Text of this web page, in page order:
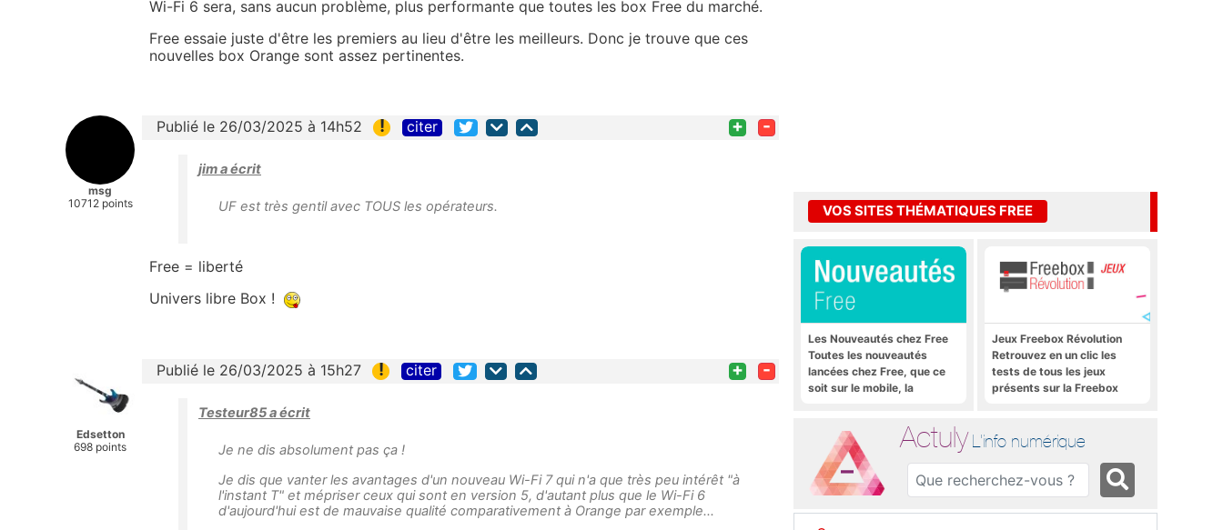
Wi-Fi 6 sera, sans aucun problème, plus performante que toutes les box Free du marché.
Free essaie juste d'être les premiers au lieu d'être les meilleurs. Donc je trouve que ces
nouvelles box Orange sont assez pertinentes.
msg
10712 points
Publié le 26/03/2025 à 14h52 ! citer + -
jim a écrit
UF est très gentil avec TOUS les opérateurs.
Free = liberté
Univers libre Box !
Edsetton
698 points
Publié le 26/03/2025 à 15h27 ! citer + -
Testeur85 a écrit
Je ne dis absolument pas ça !
Je dis que vanter les avantages d'un nouveau Wi-Fi 7 qui n'a que très peu intérêt "à
l'instant T" et mépriser ceux qui sont en version 5, d'autant plus que le Wi-Fi 6
d'aujourd'hui est de mauvaise qualité comparativement à Orange par exemple…
VOS SITES THÉMATIQUES FREE
Les Nouveautés chez Free
Toutes les nouveautés
lancées chez Free, que ce
soit sur le mobile, la
Jeux Freebox Révolution
Retrouvez en un clic les
tests de tous les jeux
présents sur la Freebox
Actuly L'info numérique